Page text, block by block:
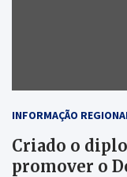
INFORMAÇÃO
Criado o
promover o